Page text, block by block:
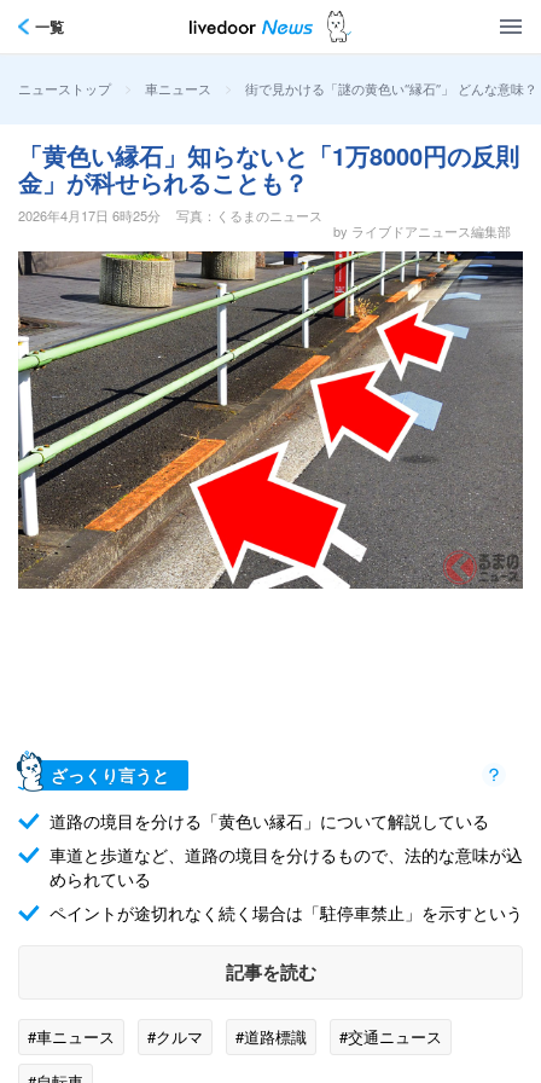
一覧
ニューストップ > 車ニュース > 街で見かける「謎の黄色い“縁石”」 どんな意味
「黄色い縁石」知らないと「1万8000円の反則
金」が科せられることも？
2026年4月17日 6時25分
写真：くるまのニュース
by ライブドアニュース編集部
ざっくり言うと
道路の境目を分ける「黄色い縁石」について解説している
車道と歩道など、道路の境目を分けるもので、法的な意味が込
められている
ペイントが途切れなく続く場合は「駐停車禁止」を示すという
記事を読む
#車ニュース #クルマ #道路標識
#交通ニュース